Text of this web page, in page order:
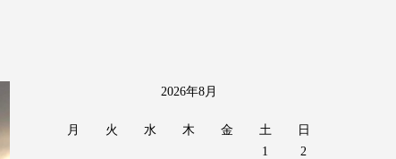
2026年8月
月 火 水 木 金 土
日
1
2